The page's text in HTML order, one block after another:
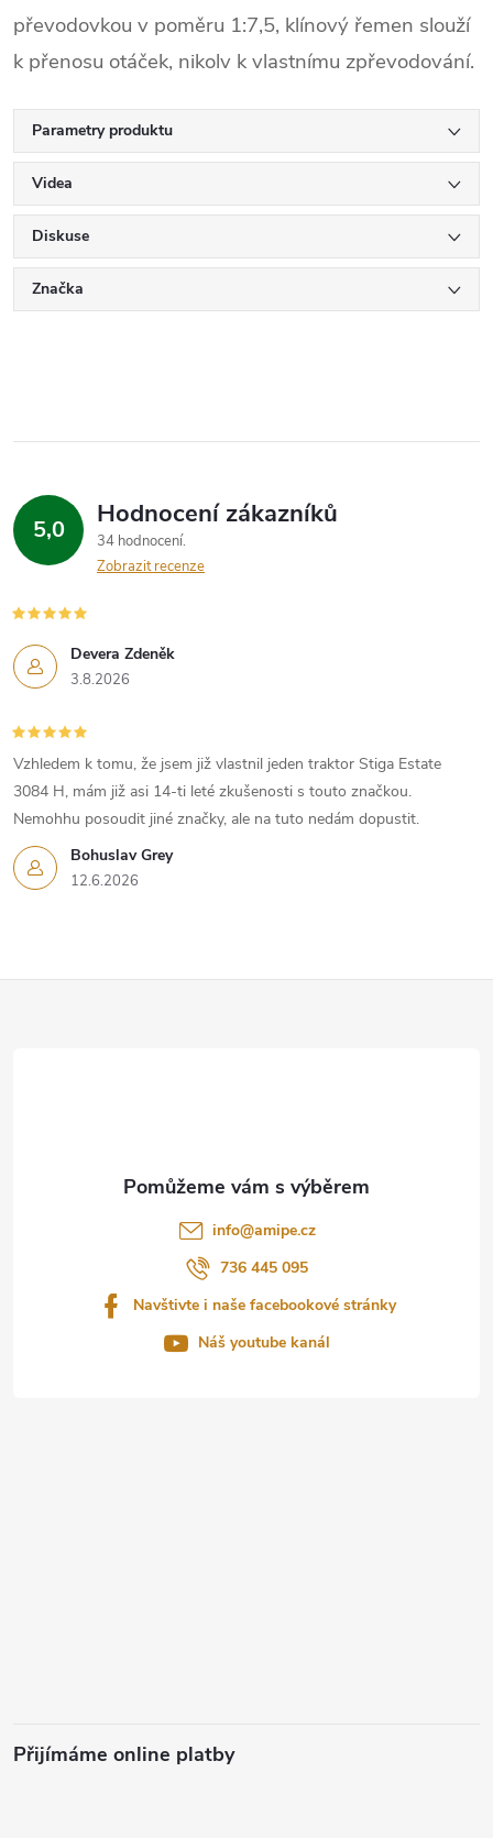
převodovkou v poměru 1:7,5, klínový řemen slouží
k přenosu otáček, nikolv k vlastnímu zpřevodování.
Parametry produktu
Videa
Diskuse
Značka
5,0 Hodnocení zákazníků
34 hodnocení
Zobrazit recenze
Devera Zdeněk
3.8.2026
Bohuslav Grey
12.6.2026
Vzhledem k tomu, že jsem již vlastnil jeden traktor Stiga Estate
3084 H, mám již asi 14-ti leté zkušenosti s touto značkou.
Nemohhu posoudit jiné značky, ale na tuto nedám dopustit.
info@amipe.cz
736 445 095
Navštivte i naše facebookové stránky
Náš youtube kanál
Přijímáme online platby